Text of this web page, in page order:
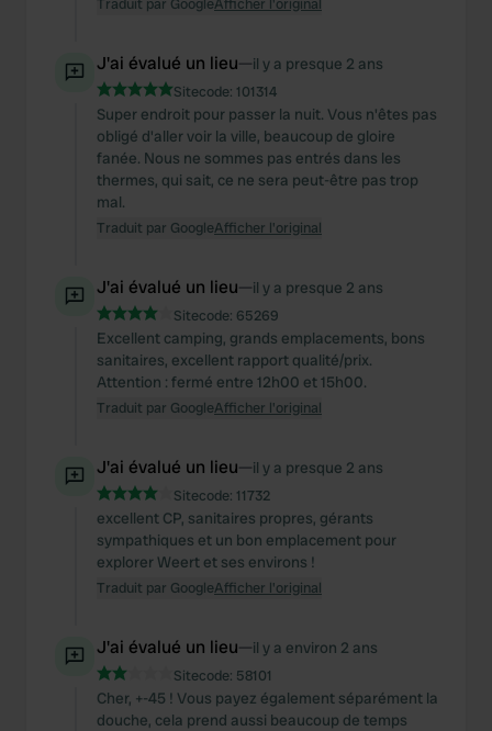
Traduit par GoogleAfficher l'original
J'ai évalué un lieu—il y a presque 2 ans
Sitecode: 101314
Super endroit pour passer la nuit. Vous n'êtes pas
obligé d'aller voir la ville, beaucoup de gloire
fanée. Nous ne sommes pas entrés dans les
thermes, qui sait, ce ne sera peut-être pas trop
mal.
Traduit par GoogleAfficher l'original
J'ai évalué un lieu—il y a presque 2 ans
Sitecode: 65269
Excellent camping, grands emplacements, bons
sanitaires, excellent rapport qualité/prix.
Attention : fermé entre 12h00 et 15h00.
Traduit par GoogleAfficher l'original
J'ai évalué un lieu—il y a presque 2 ans
Sitecode: 11732
excellent CP, sanitaires propres, gérants
sympathiques et un bon emplacement pour
explorer Weert et ses environs !
Traduit par GoogleAfficher l'original
J'ai évalué un lieu—il y a environ 2 ans
Sitecode: 58101
Cher, +-45 ! Vous payez également séparément la
douche, cela prend aussi beaucoup de temps